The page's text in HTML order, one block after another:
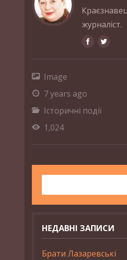
журналіст.
Image
7 years ago
Історичні події
1,024
НЕДАВНІ ЗАПИСИ
Брати Лазаревські